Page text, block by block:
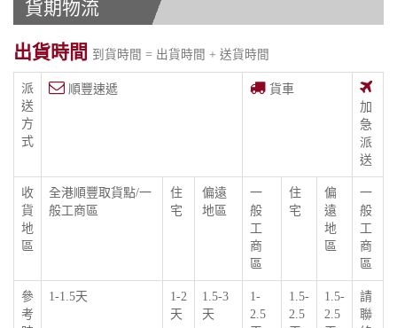
貨期物流
出貨時間 到貨時間 = 出貨時間 + 送貨時間
派
送
方
式
順豐速遞
貨車
加
急
派
送
收
貨
地
區
全港順豐取貨點/一
般工商區
住
宅
偏遠
地區
一
般
工
商
區
住
宅
偏
遠
地
區
一
般
工
商
區
參
考
1-1.5天
1-2
天
1.5-3
天
1-
2.5
1.5-
2.5
1.5-
2.5
請
聯